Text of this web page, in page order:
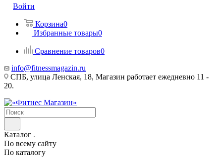
Войти
Корзина0
Избранные товары0
Сравнение товаров0
info@fitnessmagazin.ru
СПБ, улица Ленская, 18, Магазин работает ежедневно 11 -
20.
Каталог
По всему сайту
По каталогу